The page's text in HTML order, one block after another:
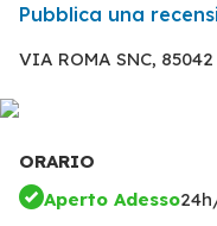
Pubblica una
VIA ROMA SNC,
ORARIO
Aperto Adesso